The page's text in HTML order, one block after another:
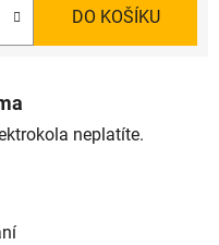
DO KOŠÍKU
neplatíte.